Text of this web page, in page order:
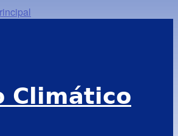
Climático